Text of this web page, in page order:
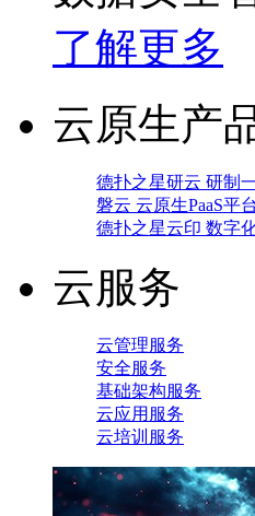
了解更多
云原生产
德扑之星研云 研制
磐云 云原生PaaS平台
德扑之星云印 数字
云服务
云管理服务
安全服务
基础架构服务
云应用服务
云培训服务